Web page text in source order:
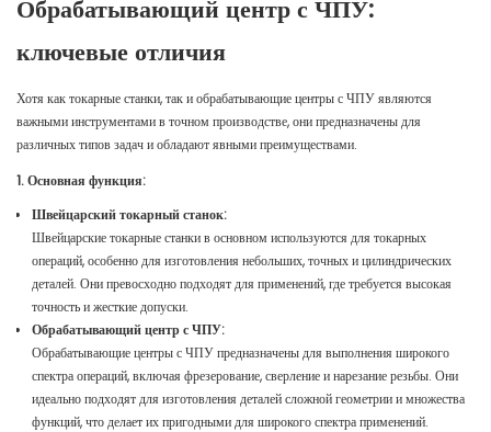
Обрабатывающий центр с ЧПУ:
ключевые отличия
Хотя как токарные станки, так и обрабатывающие центры с ЧПУ являются
важными инструментами в точном производстве, они предназначены для
различных типов задач и обладают явными преимуществами.
1. Основная функция:
Швейцарский токарный станок:
Швейцарские токарные станки в основном используются для токарных
операций, особенно для изготовления небольших, точных и цилиндрических
деталей. Они превосходно подходят для применений, где требуется высокая
точность и жесткие допуски.
Обрабатывающий центр с ЧПУ:
Обрабатывающие центры с ЧПУ предназначены для выполнения широкого
спектра операций, включая фрезерование, сверление и нарезание резьбы. Они
идеально подходят для изготовления деталей сложной геометрии и множества
функций, что делает их пригодными для широкого спектра применений.